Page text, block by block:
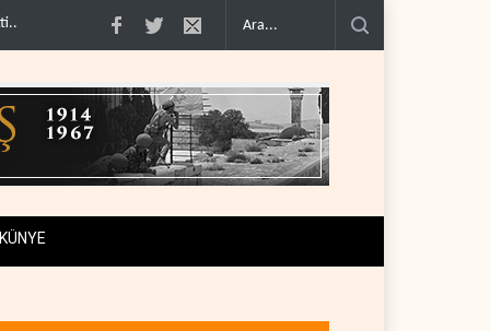
.. İsrail, beyin göçünde rekora koşuyor.. Kolombiya kartelleri
KÜNYE